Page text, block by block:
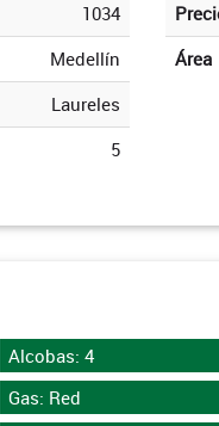
1034
Medellín
Laureles
5
Área
Alcobas: 4
Gas: Red